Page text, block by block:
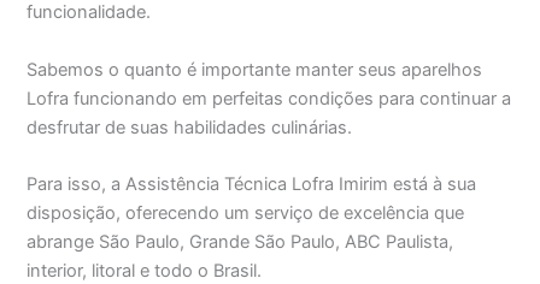
funcionalidade.
Sabemos o quanto é importante manter seus aparelhos
Lofra funcionando em perfeitas condições para continuar a
desfrutar de suas habilidades culinárias.
Para isso, a Assistência Técnica Lofra Imirim está à sua
disposição, oferecendo um serviço de excelência que
abrange São Paulo, Grande São Paulo, ABC Paulista,
interior, litoral e todo o Brasil.